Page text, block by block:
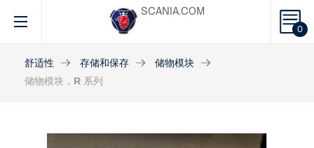
0
SCANIA.COM
舒适性 存储和保存
储物模块
储物模块，R 系列